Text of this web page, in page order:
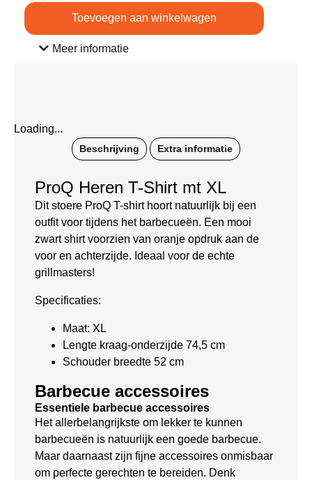
Toevoegen aan winkelwagen
Meer informatie
Loading...
Beschrijving Extra informatie
ProQ Heren T-Shirt mt XL
Dit stoere ProQ T-shirt hoort natuurlijk bij een
outfit voor tijdens het barbecueën. Een mooi
zwart shirt voorzien van oranje opdruk aan de
voor en achterzijde. Ideaal voor de echte
grillmasters!
Specificaties:
Maat: XL
Lengte kraag-onderzijde 74,5 cm
Schouder breedte 52 cm
Barbecue accessoires
Essentiele barbecue accessoires
Het allerbelangrijkste om lekker te kunnen
barbecueën is natuurlijk een goede barbecue.
Maar daarnaast zijn fijne accessoires onmisbaar
om perfecte gerechten te bereiden. Denk